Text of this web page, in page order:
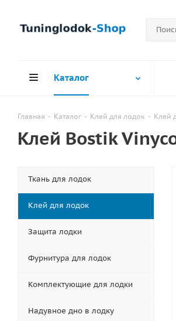
Каталог
Главная - Каталог - Клей для лодок - Клей
Клей Bostik
Ткань для лодок
Клей для лодок
Защита лодки
Фурнитура для лодок
Комплектующие для лодки
Надувное дно в лодку